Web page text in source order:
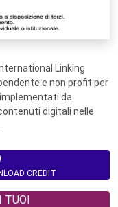
Linking
e non profit per
da
digitali nelle
CREDIT
TUOI